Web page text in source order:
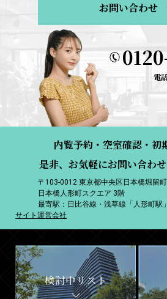
お問い合わせ
電
内覧予約・空室確認・初
是非、お気軽にお問い合わせ
〒103-0012 東京都中央区日本橋堀留町
日本橋人形町スクエア 3階
最寄駅：日比谷線・浅草線「人形町駅
サイト運営会社
検討中リスト